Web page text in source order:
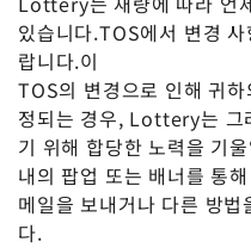
있습니다.TOS에서 변경
랍니다.이
TOS의 변경으로 인해 귀
정되는 경우, Lottery는 그
기 위해 합당한 노력을 기
내의 팝업 또는 배너를 통
메일을 보내거나 다른 방
다.